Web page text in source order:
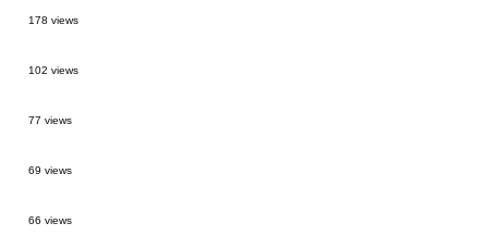
178 views
102 views
77 views
69 views
66 views